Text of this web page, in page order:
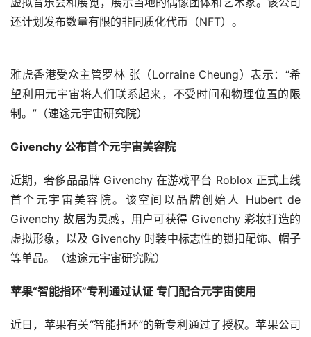
元宇宙研究院）
近日，Meta 将在香港推出元宇宙试点，为当地 740 万居民
带来虚拟体验。Meta 公司周二表示，它将与当地的合作伙
一手”元宇宙体验，探索元宇宙在日常生活中的潜在用途。
这将包括在当地咖啡馆举办虚拟现实（VR）展览，以及为
教育工作者和中学生举办开放式增强现实（AR）培训研讨
会。它还将与香港的本地创作者合作，在 Instagram 上分
享他们的 NFT 项目。
此外，Meta 本周宣布，它将很快在其耳机产品 Quest 2 中
推出虚拟空间 Horizon Home。另外，它将在法国设立元